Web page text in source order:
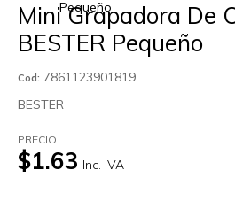
Mini Grapadora De
BESTER Pequeño
Cod: 7861123901819
BESTER
PRECIO
$1.63 Inc. IVA